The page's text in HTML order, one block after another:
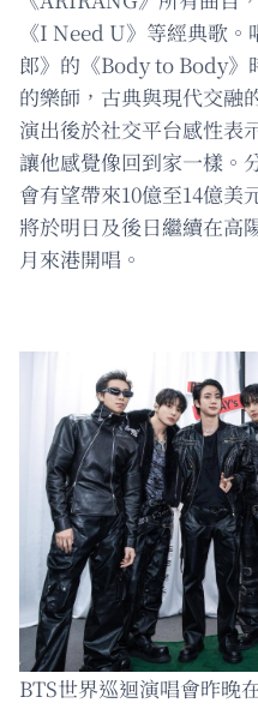
《I Need U》等經典歌
郎》的《Body to Body》
的樂師，古典與現代交融
演出後於社交平台感性表
讓他感覺像回到家一樣。
會有望帶來10億至14億美
將於明日及後日繼續在高
月來港開唱。
BTS世界巡迴演唱會昨晚